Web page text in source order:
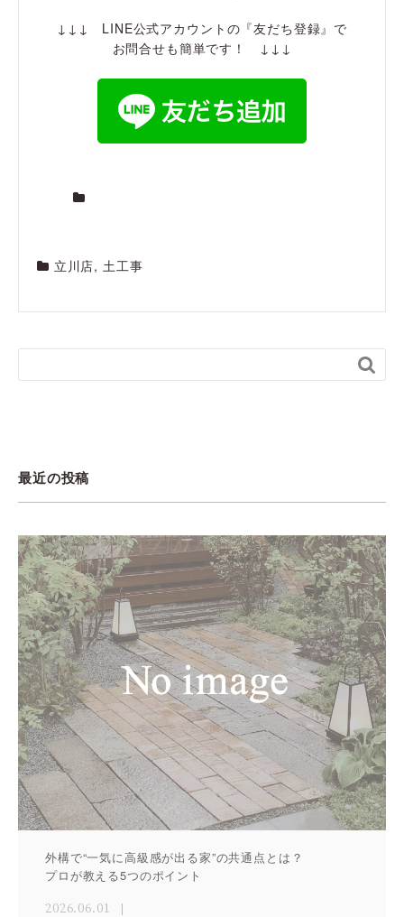
↓↓↓ LINE公式アカウントの『友だち登録』で
お問合せも簡単です！ ↓↓↓
立川店, 土工事

最近の投稿
外構で“一気に高級感が出る家”の共通点とは？
プロが教える5つのポイント
2026.06.01